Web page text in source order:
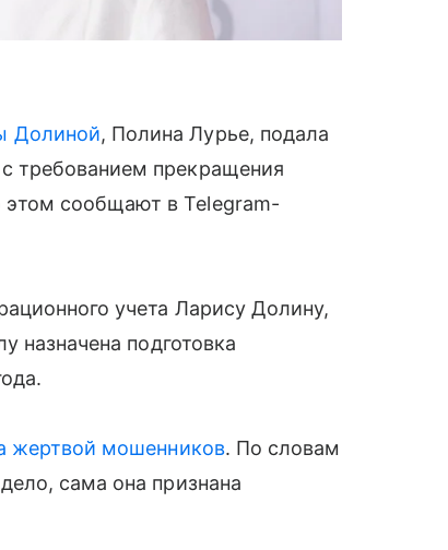
Долиной, Полина Лурье, подала
требованием прекращения
сообщают в Telegram-
учета Ларису Долину,
назначена подготовка
жертвой мошенников. По словам
сама она признана